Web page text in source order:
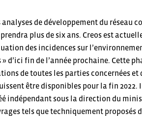
analyses de développement du réseau
plus de six ans. Creos est
des incidences sur
d’ici fin de l’année prochaine. Cette
de toutes les parties concernées
être disponibles pour la fin 2022.
indépendant sous la direction du
tels que techniquement proposés